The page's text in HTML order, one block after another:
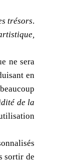
trésors.
ne sera
en
de la
sortir de